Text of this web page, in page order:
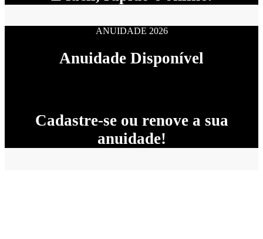
ANUIDADE 2026
Anuidade Disponível
Cadastre-se ou renove a sua
anuidade!